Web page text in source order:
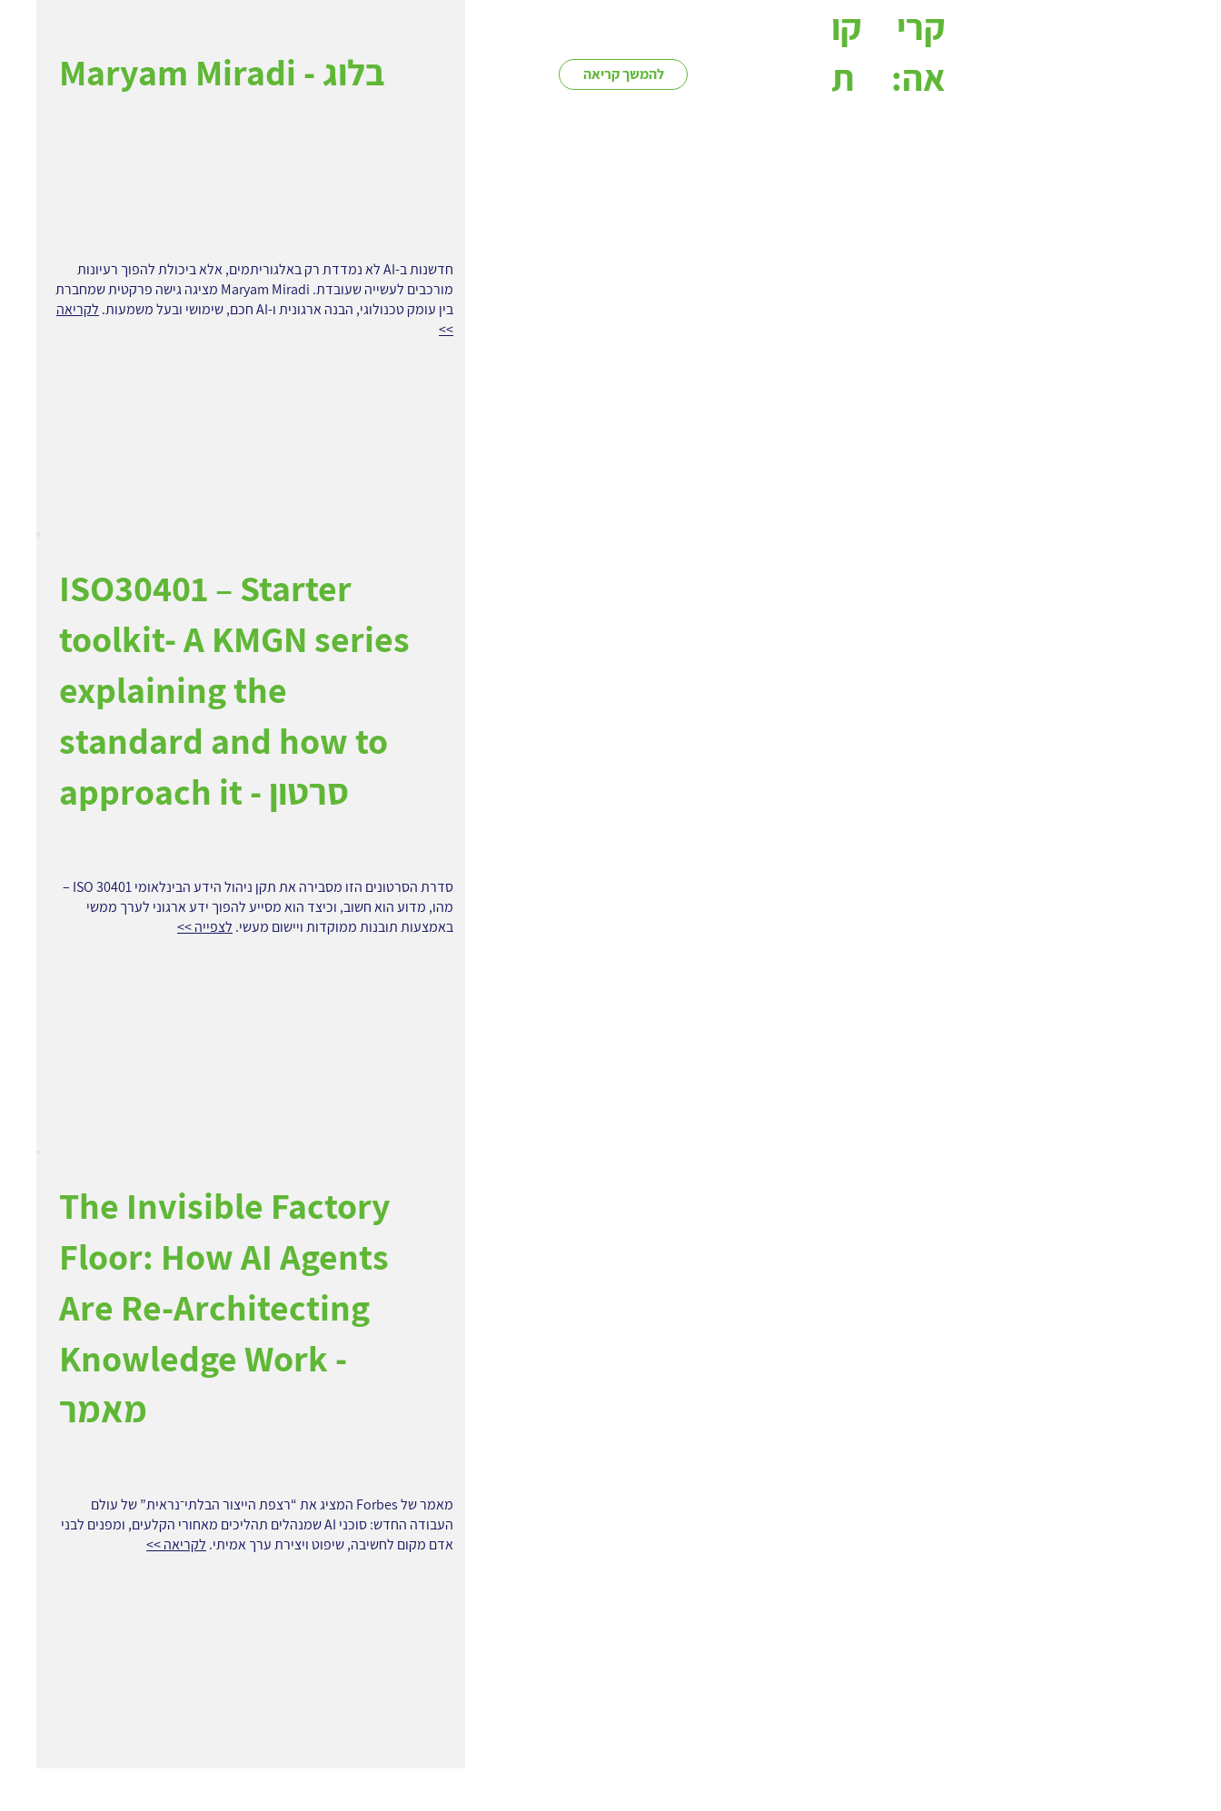
להמשך קריאה
קו
ת
קרי
אה:
Maryam Miradi - בלוג
חדשנות ב-AI לא נמדדת רק באלגוריתמים, אלא ביכולת להפוך רעיונות
מורכבים לעשייה שעובדת. Maryam Miradi מציגה גישה פרקטית שמחברת
בין עומק טכנולוגי, הבנה ארגונית ו-AI חכם, שימושי ובעל משמעות.
לקריאה
>>
ISO30401 – Starter
toolkit- A KMGN series
explaining the
standard and how to
approach it - סרטון
סדרת הסרטונים הזו מסבירה את תקן ניהול הידע הבינלאומי ISO 30401 –
מהו, מדוע הוא חשוב, וכיצד הוא מסייע להפוך ידע ארגוני לערך ממשי
באמצעות תובנות ממוקדות ויישום מעשי. לצפייה >>
The Invisible Factory
Floor: How AI Agents
Are Re-Architecting
Knowledge Work -
מאמר
מאמר של Forbes המציג את “רצפת הייצור הבלתי־נראית” של עולם
העבודה החדש: סוכני AI שמנהלים תהליכים מאחורי הקלעים, ומפנים לבני
אדם מקום לחשיבה, שיפוט ויצירת ערך אמיתי. לקריאה >>